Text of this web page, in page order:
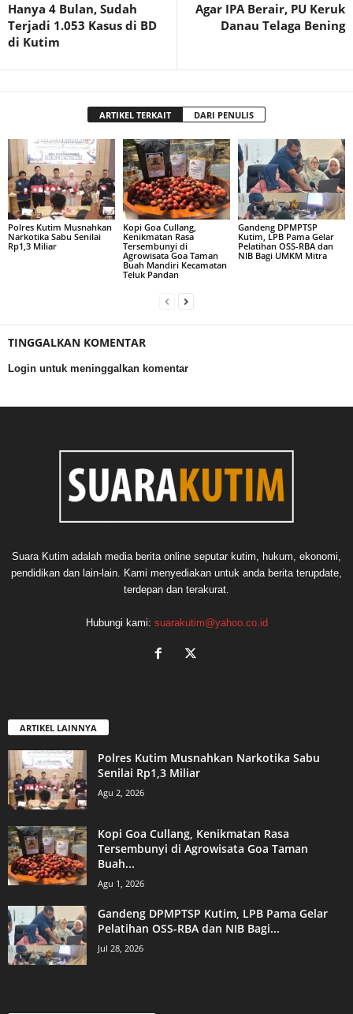
Hanya 4 Bulan, Sudah
Terjadi 1.053 Kasus di BD
di Kutim
Agar IPA Berair, PU Keruk
Danau Telaga Bening
ARTIKEL TERKAIT DARI PENULIS
Polres Kutim Musnahkan
Narkotika Sabu Senilai
Rp1,3 Miliar
Kopi Goa Cullang,
Kenikmatan Rasa
Tersembunyi di
Agrowisata Goa Taman
Buah Mandiri Kecamatan
Teluk Pandan
Gandeng DPMPTSP
Kutim, LPB Pama Gelar
Pelatihan OSS-RBA dan
NIB Bagi UMKM Mitra
TINGGALKAN KOMENTAR
Login untuk meninggalkan komentar
Suara Kutim adalah media berita online seputar kutim, hukum, ekonomi,
pendidikan dan lain-lain. Kami menyediakan untuk anda berita terupdate,
terdepan dan terakurat.
Hubungi kami: suarakutim@yahoo.co.id
ARTIKEL LAINNYA
Polres Kutim Musnahkan Narkotika Sabu
Senilai Rp1,3 Miliar
Agu 2, 2026
Kopi Goa Cullang, Kenikmatan Rasa
Tersembunyi di Agrowisata Goa Taman
Buah...
Agu 1, 2026
Gandeng DPMPTSP Kutim, LPB Pama Gelar
Pelatihan OSS-RBA dan NIB Bagi...
Jul 28, 2026